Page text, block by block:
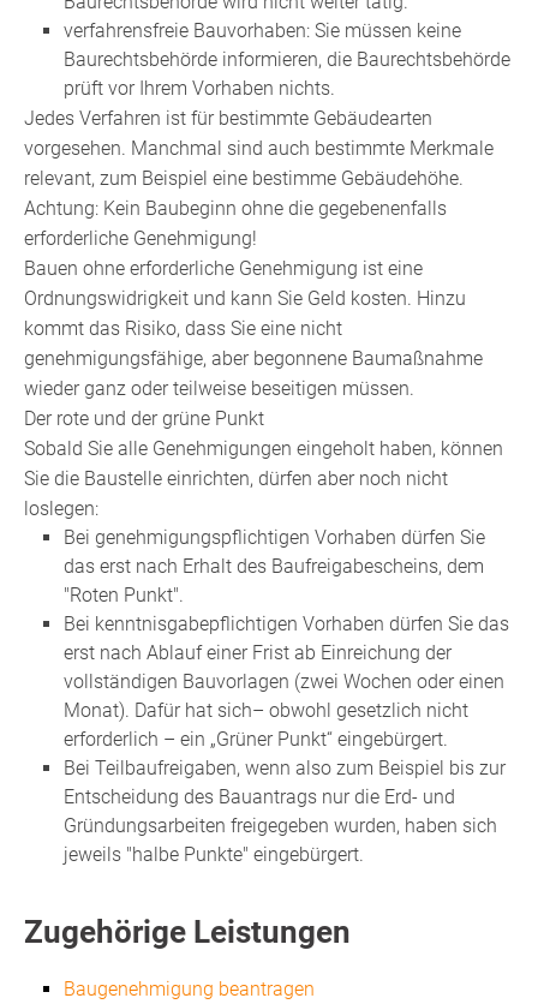
verfahrensfreie Bauvorhaben: Sie müssen keine
Baurechtsbehörde informieren, die Baurechtsbehörde
prüft vor Ihrem Vorhaben nichts.
Jedes Verfahren ist für bestimmte Gebäudearten
vorgesehen. Manchmal sind auch bestimmte Merkmale
relevant, zum Beispiel eine bestimme Gebäudehöhe.
Achtung: Kein Baubeginn ohne die gegebenenfalls
erforderliche Genehmigung!
Bauen ohne erforderliche Genehmigung ist eine
Ordnungswidrigkeit und kann Sie Geld kosten. Hinzu
kommt das Risiko, dass Sie eine nicht
genehmigungsfähige, aber begonnene Baumaßnahme
wieder ganz oder teilweise beseitigen müssen.
Der rote und der grüne Punkt
Sobald Sie alle Genehmigungen eingeholt haben, können
Sie die Baustelle einrichten, dürfen aber noch nicht
loslegen:
Bei genehmigungspflichtigen Vorhaben dürfen Sie
das erst nach Erhalt des Baufreigabescheins, dem
"Roten Punkt".
Bei kenntnisgabepflichtigen Vorhaben dürfen Sie das
erst nach Ablauf einer Frist ab Einreichung der
vollständigen Bauvorlagen (zwei Wochen oder einen
Monat). Dafür hat sich– obwohl gesetzlich nicht
erforderlich – ein „Grüner Punkt“ eingebürgert.
Bei Teilbaufreigaben, wenn also zum Beispiel bis zur
Entscheidung des Bauantrags nur die Erd- und
Gründungsarbeiten freigegeben wurden, haben sich
jeweils "halbe Punkte" eingebürgert.
Zugehörige Leistungen
Baugenehmigung beantragen